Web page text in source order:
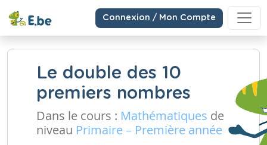
Connexion / Mon Compte
Le double des 10
premiers nombres
Dans le cours : Mathématiques de
niveau Primaire – Première année